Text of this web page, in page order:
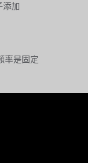
添加
率是固定